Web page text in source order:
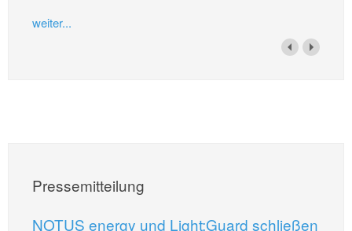
weiter...
Pressemitteilung
NOTUS energy und Light:Guard schließen